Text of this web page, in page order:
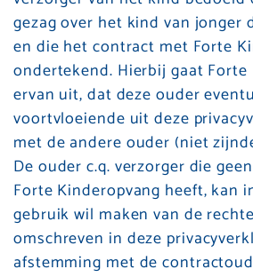
gezag over het kind van jonger
en die het contract met Forte
ondertekend. Hierbij gaat Forte
ervan uit, dat deze ouder
voortvloeiende uit deze
met de andere ouder (niet
De ouder c.q. verzorger die
Forte Kinderopvang heeft, kan
gebruik wil maken van de
omschreven in deze
afstemming met de